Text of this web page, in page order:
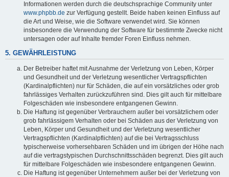
Informationen werden durch die deutschsprachige Community unter
www.phpbb.de zur Verfügung gestellt. Beide haben keinen Einfluss auf
die Art und Weise, wie die Software verwendet wird. Sie können
insbesondere die Verwendung der Software für bestimmte Zwecke nicht
untersagen oder auf Inhalte fremder Foren Einfluss nehmen.
5. GEWÄHRLEISTUNG
Der Betreiber haftet mit Ausnahme der Verletzung von Leben, Körper
und Gesundheit und der Verletzung wesentlicher Vertragspflichten
(Kardinalpflichten) nur für Schäden, die auf ein vorsätzliches oder grob
fahrlässiges Verhalten zurückzuführen sind. Dies gilt auch für mittelbare
Folgeschäden wie insbesondere entgangenen Gewinn.
Die Haftung ist gegenüber Verbrauchern außer bei vorsätzlichem oder
grob fahrlässigem Verhalten oder bei Schäden aus der Verletzung von
Leben, Körper und Gesundheit und der Verletzung wesentlicher
Vertragspflichten (Kardinalpflichten) auf die bei Vertragsschluss
typischerweise vorhersehbaren Schäden und im übrigen der Höhe nach
auf die vertragstypischen Durchschnittsschäden begrenzt. Dies gilt auch
für mittelbare Folgeschäden wie insbesondere entgangenen Gewinn.
Die Haftung ist gegenüber Unternehmern außer bei der Verletzung von